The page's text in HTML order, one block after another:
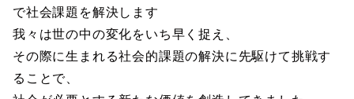
で社会課題を解決します
我々は世の中の変化をいち早く捉え、
その際に生まれる社会的課題の解決に先駆けて挑戦す
ることで、